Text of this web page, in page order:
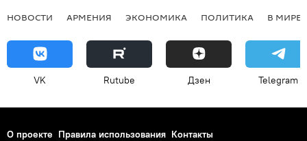
НОВОСТИ АРМЕНИЯ ЭКОНОМИКА ПОЛИТИКА В МИРЕ
VK Rutube Дзен Telegram
О проекте Правила использования Контакты